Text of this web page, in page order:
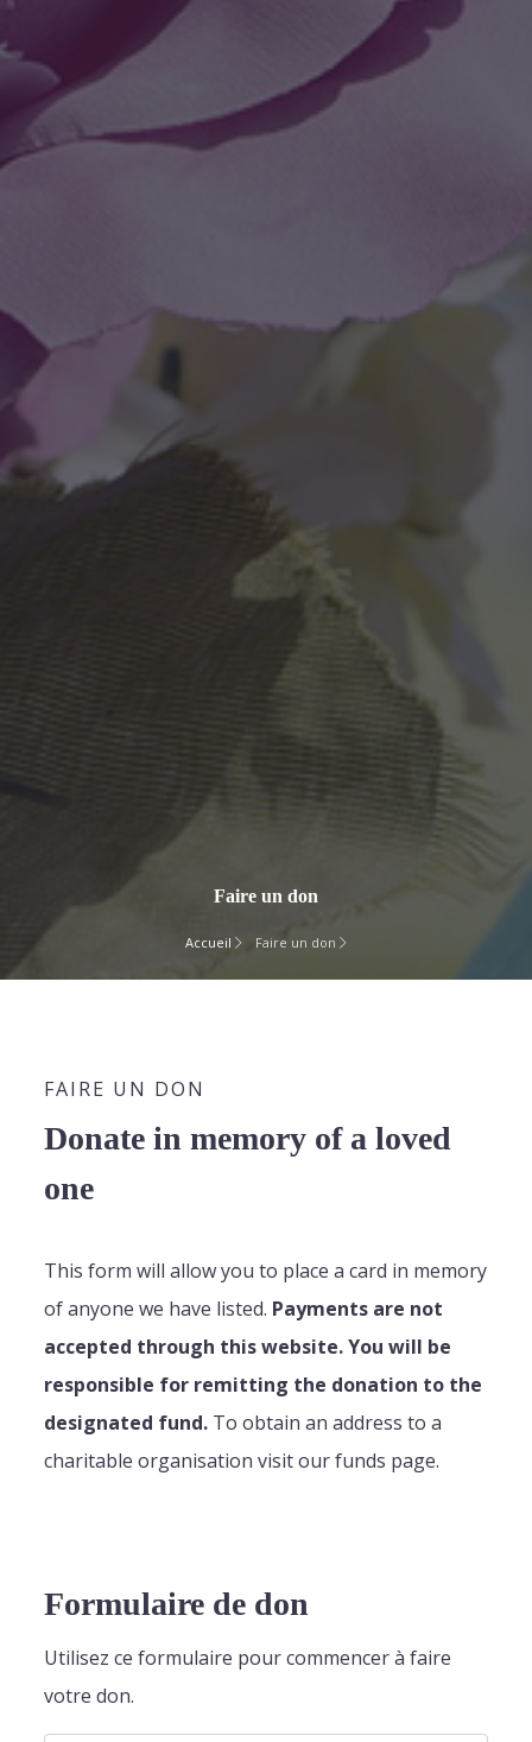
Faire un don
Accueil Faire un don
FAIRE UN DON
Donate in memory of a loved
one
This form will allow you to place a card in memory
of anyone we have listed. Payments are not
accepted through this website. You will be
responsible for remitting the donation to the
designated fund. To obtain an address to a
charitable organisation visit our funds page.
Formulaire de don
Utilisez ce formulaire pour commencer à faire
votre don.